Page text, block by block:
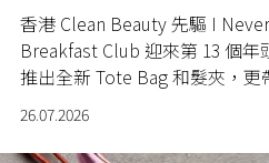
香港 Clean Beauty 先驅 I
Breakfast Club 迎來第 13 個
推出全新 Tote Bag 和髮夾，更
26.07.2026